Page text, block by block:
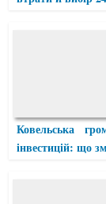
Ковельська
інвестицій: що